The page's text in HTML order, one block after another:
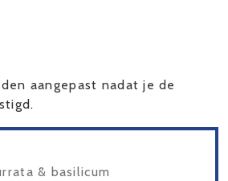
aangepast nadat je de
& basilicum